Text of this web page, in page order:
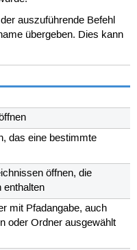
der auszuführende Befehl
übergeben. Dies kann
das eine bestimmte
öffnen, die
enthalten
mit Pfadangabe, auch
oder Ordner ausgewählt